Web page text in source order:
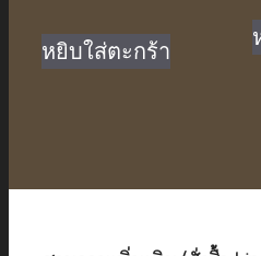
was:
฿290.00.
หยิบใส่ตะกร้า